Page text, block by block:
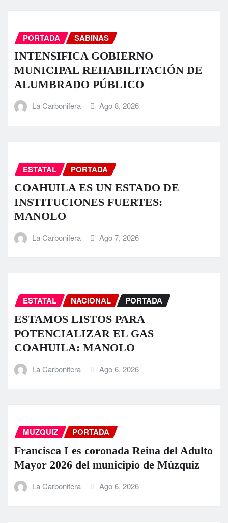
PORTADA SABINAS
INTENSIFICA GOBIERNO
MUNICIPAL REHABILITACIÓN DE
ALUMBRADO PÚBLICO
La Carbonifera Ago 8, 2026
ESTATAL PORTADA
COAHUILA ES UN ESTADO DE
INSTITUCIONES FUERTES:
MANOLO
La Carbonifera Ago 7, 2026
ESTATAL NACIONAL PORTADA
ESTAMOS LISTOS PARA
POTENCIALIZAR EL GAS
COAHUILA: MANOLO
La Carbonifera Ago 6, 2026
MUZQUIZ PORTADA
Francisca I es coronada Reina del Adulto
Mayor 2026 del municipio de Múzquiz
La Carbonifera Ago 6, 2026